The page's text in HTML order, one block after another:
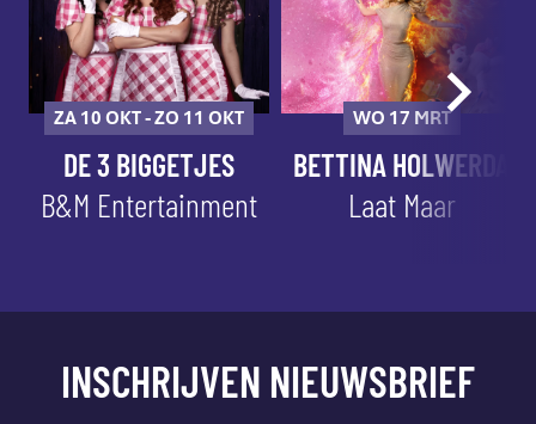
ZA 10 OKT - ZO 11 OKT
DE 3 BIGGETJES
B&M Entertainment
WO 17 MRT
BETTINA HOLWERDA
Laat Maar
INSCHRIJVEN NIEUWSBRIEF